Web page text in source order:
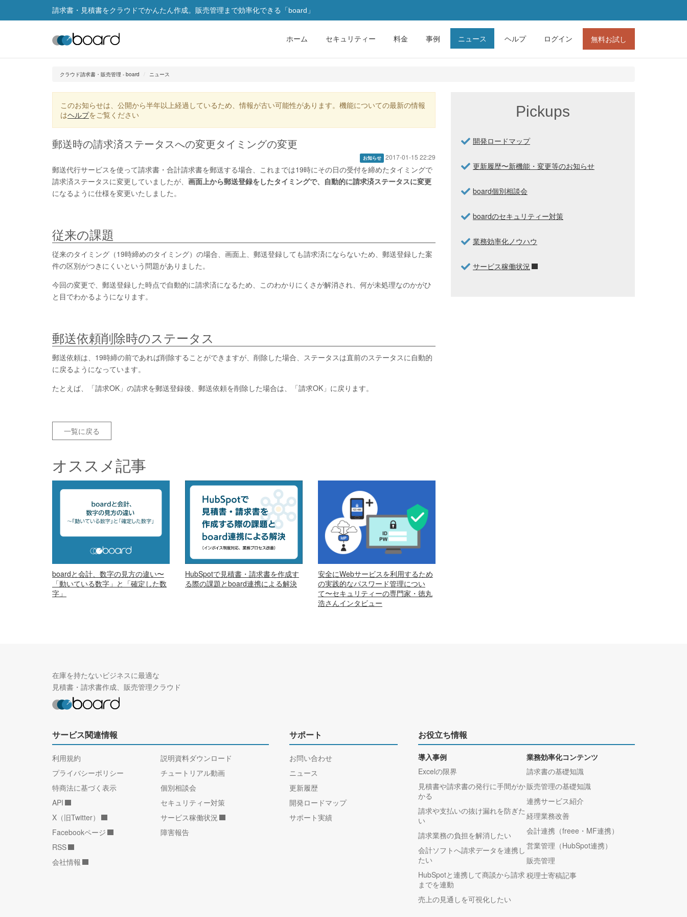
請求書・見積書をクラウドでかんたん作成。販売管理まで効率化できる「board」
ホーム セキュリティー 料金 事例 ニュース ヘルプ ログイン 無料お試し
クラウド請求書・販売管理 - board ニュース
このお知らせは、公開から半年以上経過しているため、情報が古い可能性があります。機能についての最新の情報
はヘルプをご覧ください
郵送時の請求済ステータスへの変更タイミングの変更
お知らせ 2017-01-15 22:29
郵送代行サービスを使って請求書・合計請求書を郵送する場合、これまでは19時にその日の受付を締めたタイミングで
請求済ステータスに変更していましたが、 画面上から郵送登録をしたタイミングで、自動的に請求済ステータスに変更
になるように仕様を変更いたしました。
従来の課題
従来のタイミング（19時締めのタイミング）の場合、画面上、郵送登録しても請求済にならないため、郵送登録した案
件の区別がつきにくいという問題がありました。
今回の変更で、郵送登録した時点で自動的に請求済になるため、このわかりにくさが解消され、何が未処理なのかがひ
と目でわかるようになります。
郵送依頼削除時のステータス
郵送依頼は、19時締の前であれば削除することができますが、削除した場合、ステータスは直前のステータスに自動的
に戻るようになっています。
たとえば、「請求OK」の請求を郵送登録後、郵送依頼を削除した場合は、「請求OK」に戻ります。
一覧に戻る
オススメ記事
boardと会計、数字の見方の違い〜
「動いている数字」と「確定した数
字」
HubSpotで見積書・請求書を作成す
る際の課題とboard連携による解決
安全にWebサービスを利用するため
の実践的なパスワード管理につい
て〜セキュリティーの専門家・徳丸
浩さんインタビュー
Pickups
開発ロードマップ
更新履歴〜新機能・変更等のお知らせ
board個別相談会
boardのセキュリティー対策
業務効率化ノウハウ
サービス稼働状況
在庫を持たないビジネスに最適な
見積書・請求書作成、販売管理クラウド
サービス関連情報
利用規約
プライバシーポリシー
特商法に基づく表示
API
X（旧Twitter）
Facebookページ
RSS
会社情報
説明資料ダウンロード
チュートリアル動画
個別相談会
セキュリティー対策
サービス稼働状況
障害報告
サポート
お問い合わせ
ニュース
更新履歴
開発ロードマップ
サポート実績
お役立ち情報
導入事例
Excelの限界
見積書や請求書の発行に手間がか
かる
請求や支払いの抜け漏れを防ぎた
い
請求業務の負担を解消したい
会計ソフトへ請求データを連携し
たい
HubSpotと連携して商談から請求
までを連動
売上の見通しを可視化したい
業務効率化コンテンツ
請求書の基礎知識
販売管理の基礎知識
連携サービス紹介
経理業務改善
会計連携（freee・MF連携）
営業管理（HubSpot連携）
販売管理
税理士寄稿記事